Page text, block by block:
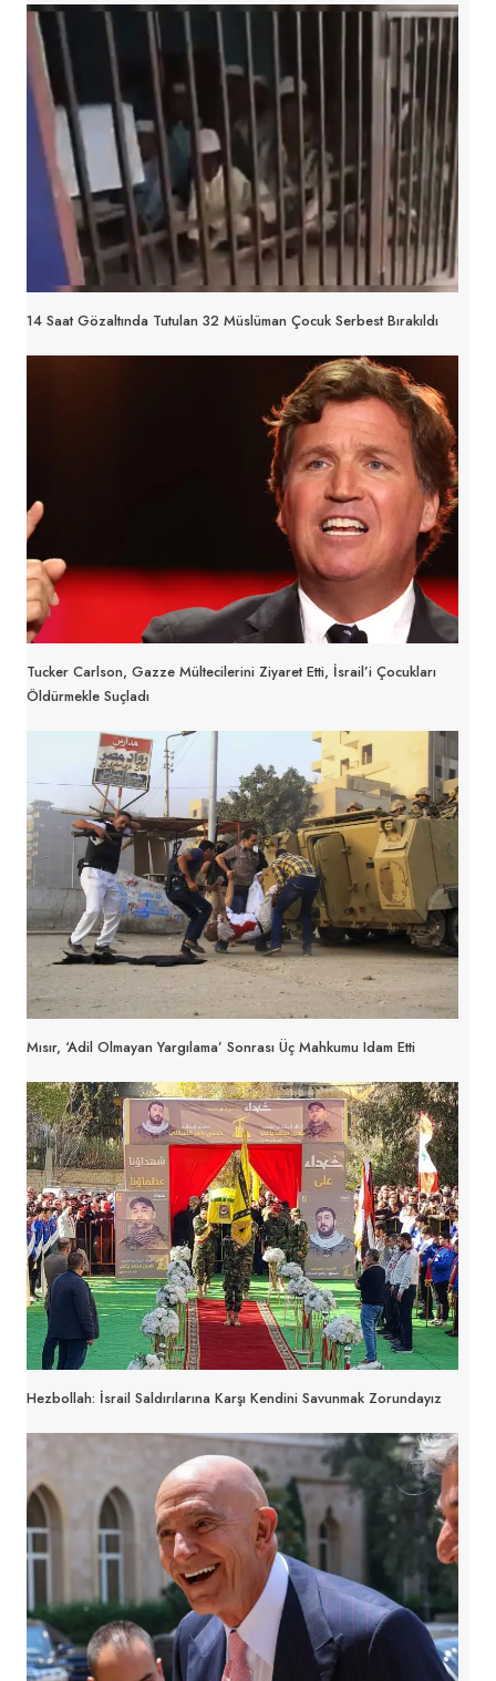
14 Saat Gözaltında Tutulan 32 Müslüman Çocuk Serbest Bırakıldı
Tucker Carlson, Gazze Mültecilerini Ziyaret Etti, İsrail’i Çocukları
Öldürmekle Suçladı
Mısır, ‘adil Olmayan Yargılama’ Sonrası Üç Mahkumu Idam Etti
Hezbollah: İsrail Saldırılarına Karşı Kendini Savunmak Zorundayız